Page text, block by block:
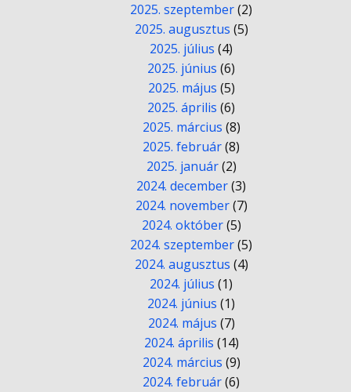
2025. szeptember(2)
2025. augusztus (5)
2025. július (4)
2025. június (6)
2025. május (5)
2025. április (6)
2025. március (8)
2025. február(8)
2025. január(2)
2024. december(3)
2024. november(7)
2024. október(5)
2024. szeptember(5)
2024. augusztus (4)
2024. július (1)
2024. június (1)
2024. május (7)
2024. április (14)
2024. március (9)
2024. február(6)